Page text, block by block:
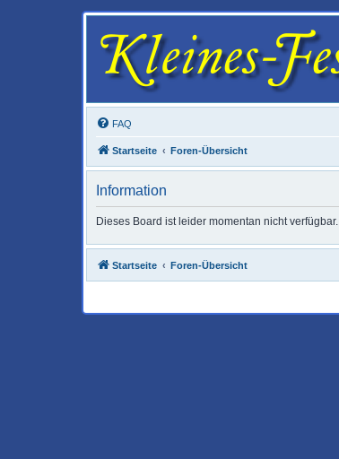
FAQ
Startseite Foren-Übersicht
Information
Dieses Board ist leider momentan nicht verfügbar.
Startseite Foren-Übersicht